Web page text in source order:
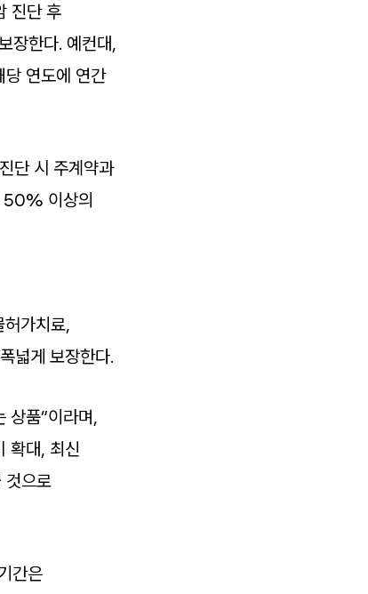
진단 후
장한다. 예컨대,
연도에 연간
단 시 주계약과
50% 이상의
허가치료,
넓게 보장한다.
상품”이라며,
확대, 최신
것으로
간은